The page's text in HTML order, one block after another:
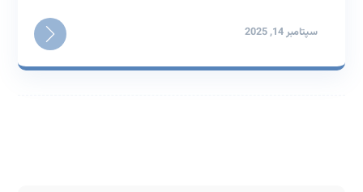
سپتامبر 14, 2025